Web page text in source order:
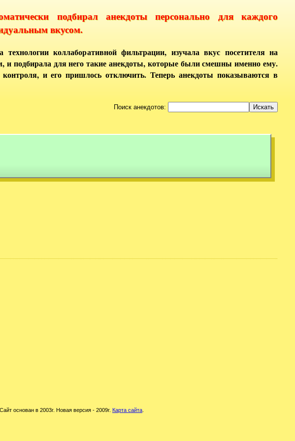
подбирал анекдоты персонально для каждого
вкусом.
технологии коллаборативной фильтрации, изучала вкус посетителя на
и подбирала для него такие анекдоты, которые были смешны именно ему.
и его пришлось отключить. Теперь анекдоты показываются в
Поиск анекдотов:
. Сайт основан в 2003г. Новая версия - 2009г. Карта сайта